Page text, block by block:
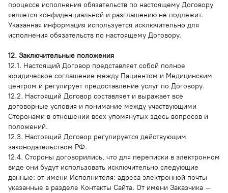
процессе исполнения обязательств по настоящему Договору
является конфиденциальной и разглашению не подлежит.
Указанная информация используется исключительно для
исполнения обязательств по настоящему Договору.
12. Заключительные положения
12.1. Настоящий Договор представляет собой полное
юридическое соглашение между Пациентом и Медицинским
центром и регулирует предоставление услуг по Договору.
12.2. Настоящий Договор составляет и выражает все
договорные условия и понимание между участвующими
Сторонами в отношении всех упомянутых здесь вопросов и
положений.
12.3. Настоящий Договор регулируется действующим
законодательством РФ.
12.4. Стороны договорились, что для переписки в электронном
виде они будут использовать исключительно следующие
данные: от имени Исполнителя: адреса электронной почты
указанные в разделе Контакты Сайта. От имени Заказчика –